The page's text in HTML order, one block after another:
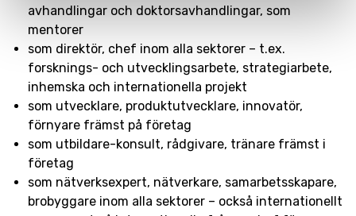
avhandlingar och doktorsavhandlingar, som
mentorer
som direktör, chef inom alla sektorer – t.ex.
forsknings- och utvecklingsarbete, strategiarbete,
inhemska och internationella projekt
som utvecklare, produktutvecklare, innovatör,
förnyare främst på företag
som utbildare-konsult, rådgivare, tränare främst i
företag
som nätverksexpert, nätverkare, samarbetsskapare,
brobyggare inom alla sektorer – också internationellt